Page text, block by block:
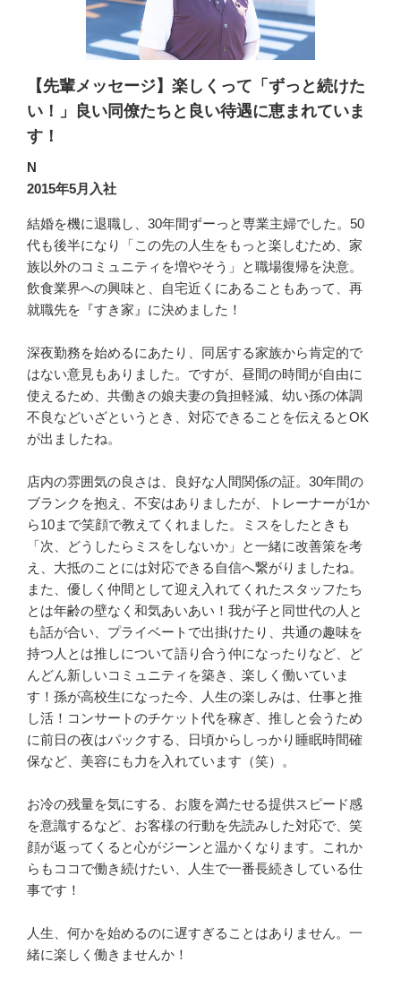
【先輩メッセージ】楽しくって「ずっと続けた
い！」良い同僚たちと良い待遇に恵まれていま
す！
N
2015年5月入社
結婚を機に退職し、30年間ずーっと専業主婦でした。50
代も後半になり「この先の人生をもっと楽しむため、家
族以外のコミュニティを増やそう」と職場復帰を決意。
飲食業界への興味と、自宅近くにあることもあって、再
就職先を『すき家』に決めました！
深夜勤務を始めるにあたり、同居する家族から肯定的で
はない意見もありました。ですが、昼間の時間が自由に
使えるため、共働きの娘夫妻の負担軽減、幼い孫の体調
不良などいざというとき、対応できることを伝えるとOK
が出ましたね。
店内の雰囲気の良さは、良好な人間関係の証。30年間の
ブランクを抱え、不安はありましたが、トレーナーが1か
ら10まで笑顔で教えてくれました。ミスをしたときも
「次、どうしたらミスをしないか」と一緒に改善策を考
え、大抵のことには対応できる自信へ繋がりましたね。
また、優しく仲間として迎え入れてくれたスタッフたち
とは年齢の壁なく和気あいあい！我が子と同世代の人と
も話が合い、プライベートで出掛けたり、共通の趣味を
持つ人とは推しについて語り合う仲になったりなど、ど
んどん新しいコミュニティを築き、楽しく働いていま
す！孫が高校生になった今、人生の楽しみは、仕事と推
し活！コンサートのチケット代を稼ぎ、推しと会うため
に前日の夜はパックする、日頃からしっかり睡眠時間確
保など、美容にも力を入れています（笑）。
お冷の残量を気にする、お腹を満たせる提供スピード感
を意識するなど、お客様の行動を先読みした対応で、笑
顔が返ってくると心がジーンと温かくなります。これか
らもココで働き続けたい、人生で一番長続きしている仕
事です！
人生、何かを始めるのに遅すぎることはありません。一
緒に楽しく働きませんか！